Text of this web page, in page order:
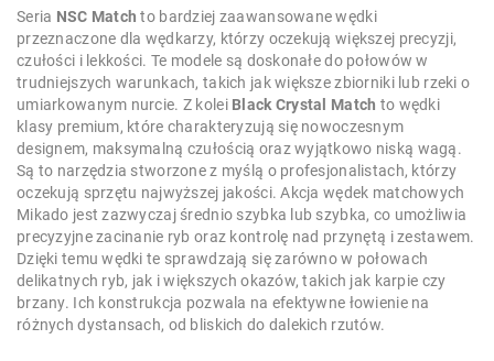
Seria NSC Match to bardziej zaawansowane wędki
przeznaczone dla wędkarzy, którzy oczekują większej precyzji,
czułości i lekkości. Te modele są doskonałe do połowów w
trudniejszych warunkach, takich jak większe zbiorniki lub rzeki o
umiarkowanym nurcie. Z kolei Black Crystal Match to wędki
klasy premium, które charakteryzują się nowoczesnym
designem, maksymalną czułością oraz wyjątkowo niską wagą.
Są to narzędzia stworzone z myślą o profesjonalistach, którzy
oczekują sprzętu najwyższej jakości. Akcja wędek matchowych
Mikado jest zazwyczaj średnio szybka lub szybka, co umożliwia
precyzyjne zacinanie ryb oraz kontrolę nad przynętą i zestawem.
Dzięki temu wędki te sprawdzają się zarówno w połowach
delikatnych ryb, jak i większych okazów, takich jak karpie czy
brzany. Ich konstrukcja pozwala na efektywne łowienie na
różnych dystansach, od bliskich do dalekich rzutów.